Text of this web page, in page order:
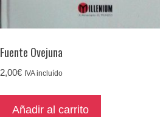
Fuente Ovejuna
2,00€ IVA incluído
Añadir al carrito